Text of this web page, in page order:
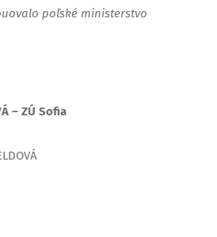
poľské ministerstvo
– ZÚ Sofia